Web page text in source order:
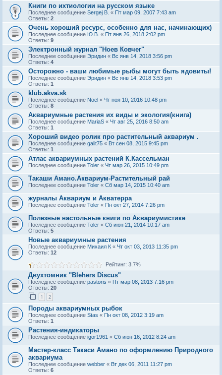
Книги по ихтиологии на русском языке
Последнее сообщение Sergej B. « Пт мар 09, 2007 7:43 am
Ответы: 2
Очень хороший ресурс, особенно для нас, начинающих)
Последнее сообщение Ю.В. « Пт янв 26, 2018 2:02 pm
Ответы: 9
Электронный журнал "Ноев Ковчег"
Последнее сообщение Эридин « Вс янв 14, 2018 3:56 pm
Ответы: 4
Осторожно - ваши любимые рыбы могут быть ядовиты!
Последнее сообщение Эридин « Вс янв 14, 2018 3:53 pm
Ответы: 1
klub.akva.sk
Последнее сообщение Noel « Чт ноя 10, 2016 10:48 pm
Ответы: 8
Аквариумные растения их виды и экология(книга)
Последнее сообщение MariaS « Чт авг 25, 2016 8:50 am
Ответы: 1
Хороший видео ролик про растительный аквариум .
Последнее сообщение galit75 « Вт сен 08, 2015 9:45 pm
Ответы: 1
Атлас аквариумных растений К.Кассельман
Последнее сообщение Toler « Чт мар 26, 2015 10:49 pm
Такаши Амано.Аквариум-Растительный рай
Последнее сообщение Toler « Сб мар 14, 2015 10:40 am
журналы Аквариум и Акватерра
Последнее сообщение Toler « Пн окт 27, 2014 7:26 pm
Полезные настольные книги по Аквариумистике
Последнее сообщение Toler « Сб июн 21, 2014 10:17 am
Ответы: 5
Новые аквариумные растения
Последнее сообщение Михаил К « Чт окт 03, 2013 11:35 pm
Ответы: 12
Рейтинг: 3.7%
Двухтомник "Blehers Discus"
Последнее сообщение pastoris « Пт мар 08, 2013 7:16 pm
Ответы: 20
1 2
Породы аквариумных рыбок
Последнее сообщение Stas « Пн окт 08, 2012 3:19 am
Ответы: 1
Растения-индикаторы
Последнее сообщение igor1961 « Сб июн 16, 2012 8:24 am
Мастер-класс Такаси Амано по оформлению Природного
аквариума
Последнее сообщение webber « Вт дек 06, 2011 11:27 pm
Ответы: 6